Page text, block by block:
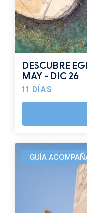
DESCUBRE
MAY - DIC 26
11 DÍAS
GUÍA